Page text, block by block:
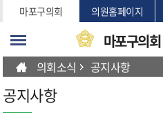
본문바로가기
마포구의회 의원홈페이지
마포구의회
의회소식 공지사항
공지사항